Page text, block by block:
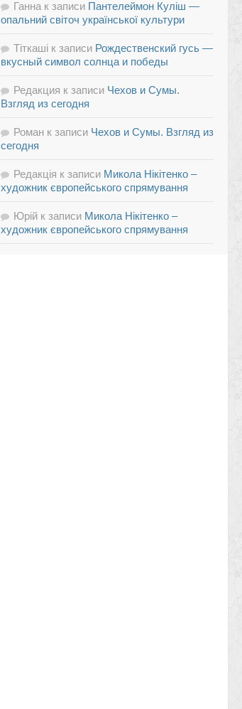
Ганна к записи Пантелеймон Куліш —
опальний світоч української культури
Тіткаші к записи Рождественский гусь —
вкусный символ солнца и победы
Редакция к записи Чехов и Сумы.
Взгляд из сегодня
Роман к записи Чехов и Сумы. Взгляд из
сегодня
Редакція к записи Микола Нікітенко –
художник європейського спрямування
Юрій к записи Микола Нікітенко –
художник європейського спрямування